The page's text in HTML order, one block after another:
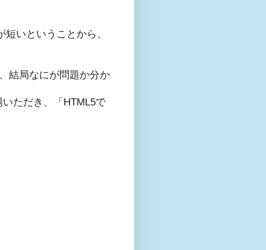
いということから、
結局なにが問題か分か
ただき、「HTML5で